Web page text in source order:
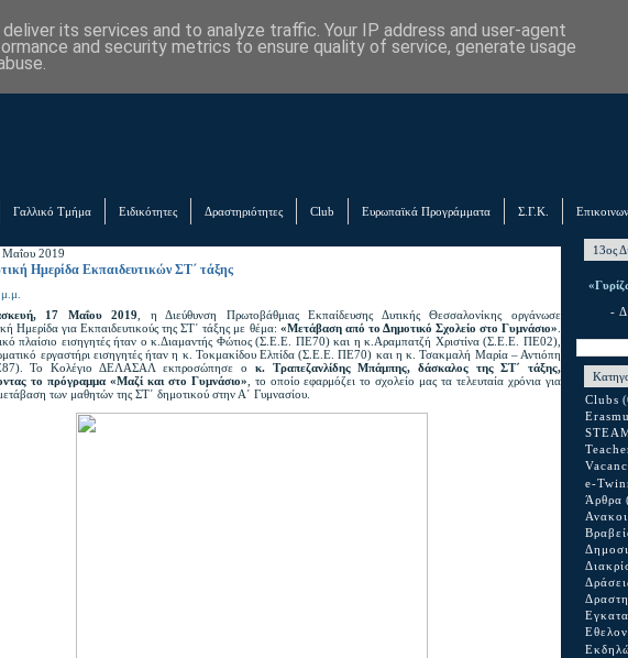
Γαλλικό Τμήμα Ειδικότητες Δραστηριότητες Club Ευρωπαϊκά Προγράμματα Σ.Γ.Κ.
Μαΐου 2019
Ημερίδα Εκπαιδευτικών ΣΤ΄ τάξης
17 Μαΐου 2019 , η Διεύθυνση Πρωτοβάθμιας Εκπαίδευσης Δυτικής Θεσσαλονίκης οργάνωσε
Ημερίδα για Εκπαιδευτικούς της ΣΤ΄ τάξης με θέμα: «Μετάβαση από το Δημοτικό Σχολείο στο Γυμνάσιο»
πλαίσιο εισηγητές ήταν ο κ.Διαμαντής Φώτιος (Σ.Ε.Ε. ΠΕ70) και η κ.Αραμπατζή Χριστίνα (Σ.Ε.Ε. ΠΕ02),
εργαστήρι εισηγητές ήταν η κ. Τοκμακίδου Ελπίδα (Σ.Ε.Ε. ΠΕ70) και η κ. Τσακμαλή Μαρία – Αντιόπη
Το Κολέγιο ΔΕΛΑΣΑΛ εκπροσώπησε ο κ. Τραπεζανλίδης Μπάμπης, δάσκαλος της ΣΤ΄ τάξης,
το πρόγραμμα «Μαζί και στο Γυμνάσιο» , το οποίο εφαρμόζει το σχολείο μας τα τελευταία χρόνια για
των μαθητών της ΣΤ΄ δημοτικού στην Α΄ Γυμνασίου.
13ος
-
Clubs
e-
Άρθρα
its services and to analyze traffic. Your IP address and user-agent
and security metrics to ensure quality of service, generate usage